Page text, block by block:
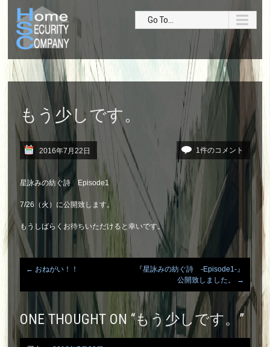
Go To...
もう少しです。
2016年7月22日 1件のコメント
星詠みの紡ぐ詩 Episode1
7/26（火）に公開致します。
もうしばらくお待ちいただけると幸いです。
Post
navigation
← おねがい！！
『星詠みの紡ぐ詩 -Episode1-』
公開致しました。
→
ONE THOUGHT ON “もう少しです。”